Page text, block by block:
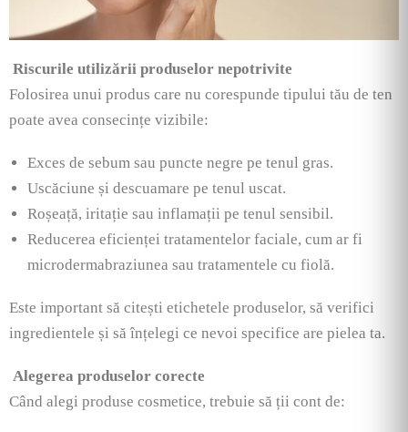
Riscurile utilizării produselor nepotrivite
Folosirea unui produs care nu corespunde tipului tău de ten
poate avea consecințe vizibile:
Exces de sebum sau puncte negre pe tenul gras.
Uscăciune și descuamare pe tenul uscat.
Roșeață, iritație sau inflamații pe tenul sensibil.
Reducerea eficienței tratamentelor faciale, cum ar fi
microdermabraziunea sau tratamentele cu fiolă.
Este important să citești etichetele produselor, să verifici
ingredientele și să înțelegi ce nevoi specifice are pielea ta.
Alegerea produselor corecte
Când alegi produse cosmetice, trebuie să ții cont de: